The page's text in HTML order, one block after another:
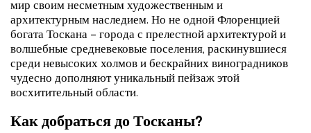
мир своим несметным художественным и
архитектурным наследием. Но не одной Флоренцией
богата Тоскана – города с прелестной архитектурой и
волшебные средневековые поселения, раскинувшиеся
среди невысоких холмов и бескрайних виноградников
чудесно дополняют уникальный пейзаж этой
восхитительный области.
Как добраться до Тосканы?